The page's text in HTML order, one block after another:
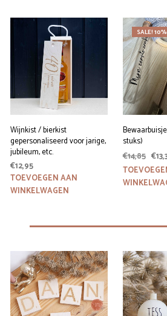
Wijnkist / bierkist
gepersonaliseerd voor jarige,
jubileum, etc.
€12,95
TOEVOEGEN AAN
WINKELWAGEN
SALE! 10%
stuks)
€14,85
prijs
was:
€